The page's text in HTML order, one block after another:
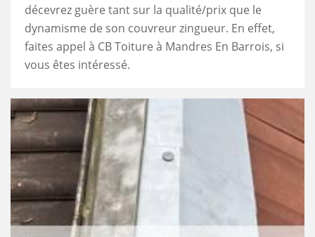
décevrez guère tant sur la qualité/prix que le
dynamisme de son couvreur zingueur. En effet,
faites appel à CB Toiture à Mandres En Barrois, si
vous êtes intéressé.